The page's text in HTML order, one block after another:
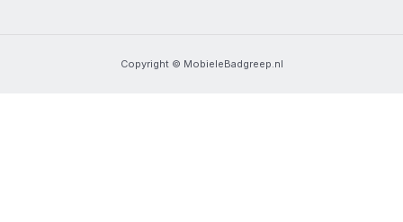
Copyright © MobieleBadgreep.nl